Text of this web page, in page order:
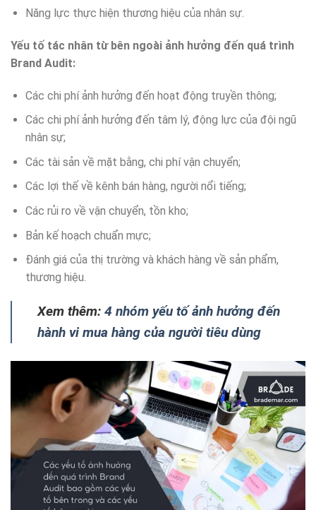
Năng lực thực hiện thương hiệu của nhân sự.
Yếu tố tác nhân từ bên ngoài ảnh hưởng đến quá trình
Brand Audit:
Các chi phí ảnh hưởng đến hoạt động truyền thông;
Các chi phí ảnh hưởng đến tâm lý, động lực của đội ngũ
nhân sự;
Các tài sản về mặt bằng, chi phí vận chuyển;
Các lợi thế về kênh bán hàng, người nổi tiếng;
Các rủi ro về vận chuyển, tồn kho;
Bản kế hoạch chuẩn mực;
Đánh giá của thị trường và khách hàng về sản phẩm,
thương hiệu.
Xem thêm: 4 nhóm yếu tố ảnh hưởng đến
hành vi mua hàng của người tiêu dùng